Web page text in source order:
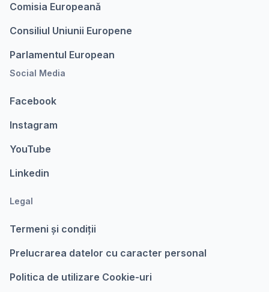
Comisia Europeanǎ
Consiliul Uniunii Europene
Parlamentul European
Social Media
Facebook
Instagram
YouTube
Linkedin
Legal
Termeni şi condiții
Prelucrarea datelor cu caracter personal
Politica de utilizare Cookie-uri